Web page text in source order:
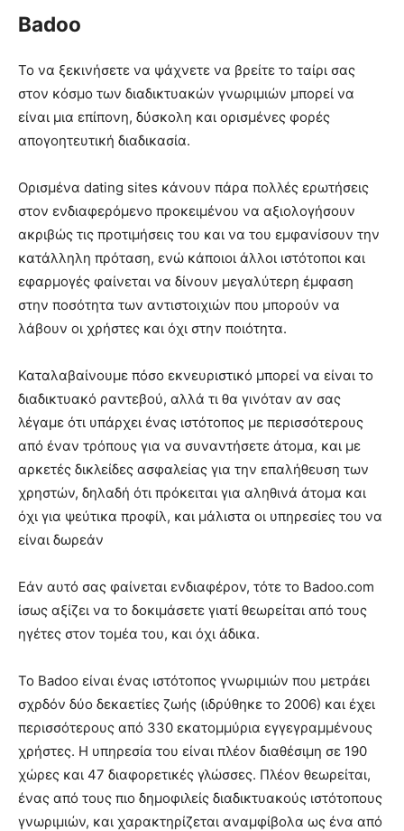
Badoo
Το να ξεκινήσετε να ψάχνετε να βρείτε το ταίρι σας
στον κόσμο των διαδικτυακών γνωριμιών μπορεί να
είναι μια επίπονη, δύσκολη και ορισμένες φορές
απογοητευτική διαδικασία.
Ορισμένα dating sites κάνουν πάρα πολλές ερωτήσεις
στον ενδιαφερόμενο προκειμένου να αξιολογήσουν
ακριβώς τις προτιμήσεις του και να του εμφανίσουν την
κατάλληλη πρόταση, ενώ κάποιοι άλλοι ιστότοποι και
εφαρμογές φαίνεται να δίνουν μεγαλύτερη έμφαση
στην ποσότητα των αντιστοιχιών που μπορούν να
λάβουν οι χρήστες και όχι στην ποιότητα.
Καταλαβαίνουμε πόσο εκνευριστικό μπορεί να είναι το
διαδικτυακό ραντεβού, αλλά τι θα γινόταν αν σας
λέγαμε ότι υπάρχει ένας ιστότοπος με περισσότερους
από έναν τρόπους για να συναντήσετε άτομα, και με
αρκετές δικλείδες ασφαλείας για την επαλήθευση των
χρηστών, δηλαδή ότι πρόκειται για αληθινά άτομα και
όχι για ψεύτικα προφίλ, και μάλιστα οι υπηρεσίες του να
είναι δωρεάν
Εάν αυτό σας φαίνεται ενδιαφέρον, τότε το Badoo.com
ίσως αξίζει να το δοκιμάσετε γιατί θεωρείται από τους
ηγέτες στον τομέα του, και όχι άδικα.
Το Badoo είναι ένας ιστότοπος γνωριμιών που μετράει
σχρδόν δύο δεκαετίες ζωής (ιδρύθηκε το 2006) και έχει
περισσότερους από 330 εκατομμύρια εγγεγραμμένους
χρήστες. Η υπηρεσία του είναι πλέον διαθέσιμη σε 190
χώρες και 47 διαφορετικές γλώσσες. Πλέον θεωρείται,
ένας από τους πιο δημοφιλείς διαδικτυακούς ιστότοπους
γνωριμιών, και χαρακτηρίζεται αναμφίβολα ως ένα από